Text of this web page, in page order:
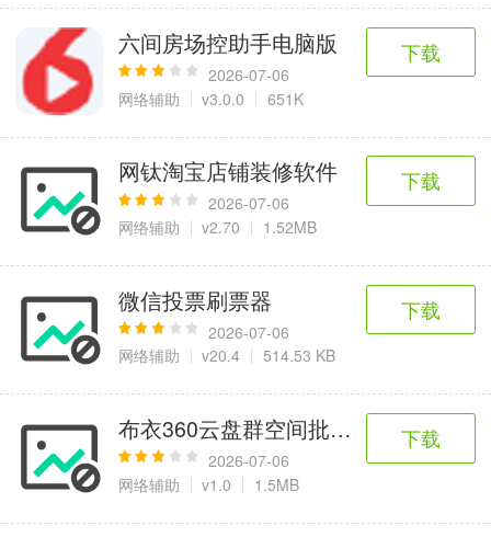
六间房场控助手电脑版
2026-07-06
网络辅助
v3.0.0 651K
下载
网钛淘宝店铺装修软件
2026-07-06
网络辅助
v2.70 1.52MB
下载
微信投票刷票器
2026-07-06
网络辅助
v20.4 514.53 KB
下载
布衣360云盘群空间批量上传助手
2026-07-06
网络辅助
v1.0 1.5MB
下载